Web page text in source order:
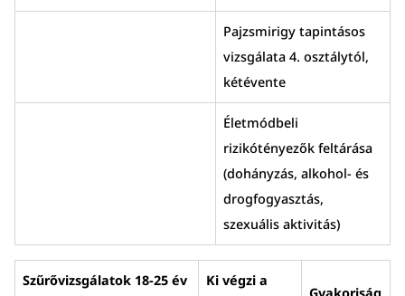
Pajzsmirigy tapintásos
vizsgálata 4. osztálytól,
kétévente
Életmódbeli
rizikótényezők feltárása
(dohányzás, alkohol- és
drogfogyasztás,
szexuális aktivitás)
Szűrővizsgálatok 18-25 év
Ki végzi a